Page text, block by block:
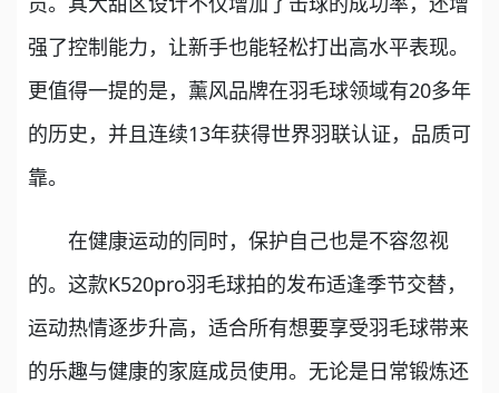
强了控制能力，让新手也能轻松打出高水平表现。
更值得一提的是，薰风品牌在羽毛球领域有20多年
的历史，并且连续13年获得世界羽联认证，品质可
靠。
在健康运动的同时，保护自己也是不容忽视
的。这款K520pro羽毛球拍的发布适逢季节交替，
运动热情逐步升高，适合所有想要享受羽毛球带来
的乐趣与健康的家庭成员使用。无论是日常锻炼还